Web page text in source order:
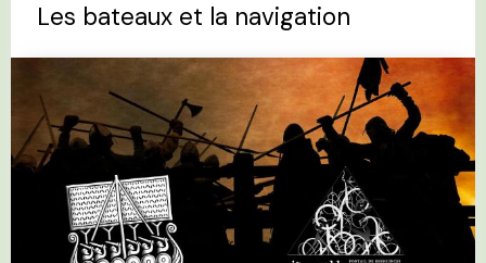
Les bateaux et la navigation